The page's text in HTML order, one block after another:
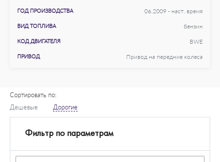
ГОД ПРОИЗВОДСТВА 06.2009 - наст. время
ВИД ТОПЛИВА бензин
КОД ДВИГАТЕЛЯ BWE
ПРИВОД Привод на передние колеса
Сортировать по:
Дешевые
Дорогие
Фильтр по параметрам